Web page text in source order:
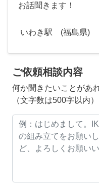
お話聞きます！
いわき駅 (福島県)
ご依頼相談内容
何か聞きたいことがあ
（文字数は500字以内）